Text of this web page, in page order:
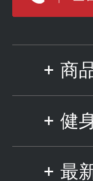
商
健
最